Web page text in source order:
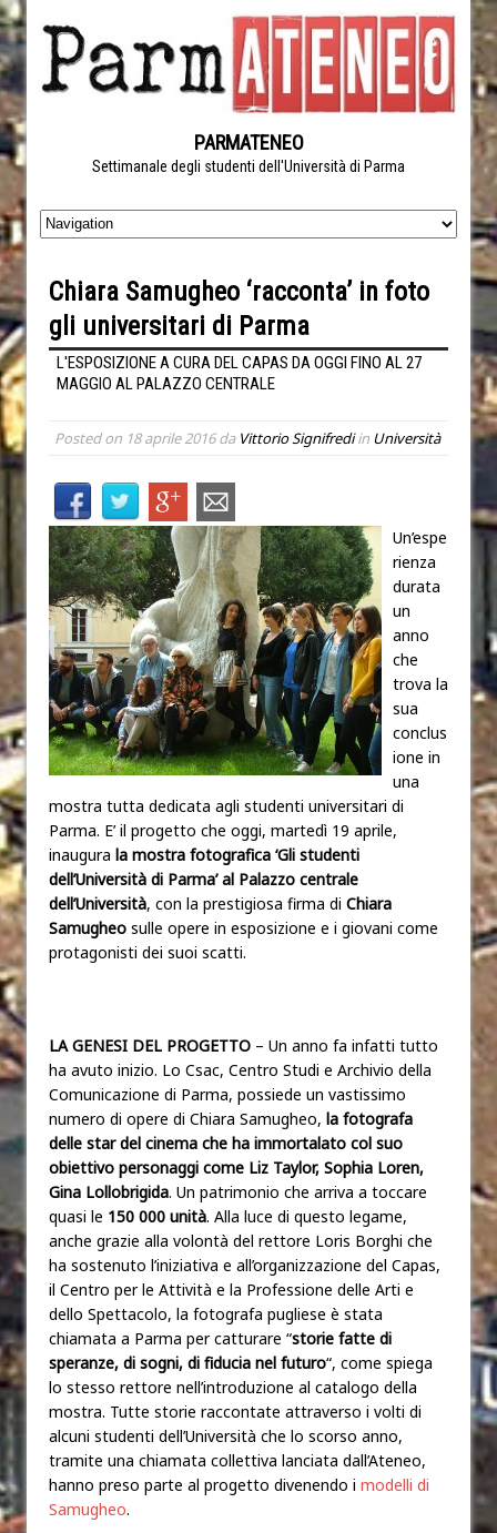
PARMATENEO
Settimanale degli studenti dell'Università di Parma
Chiara Samugheo ‘racconta’ in foto
gli universitari di Parma
L'ESPOSIZIONE A CURA DEL CAPAS DA OGGI FINO AL 27
MAGGIO AL PALAZZO CENTRALE
Posted on 18 aprile 2016da Vittorio Signifrediin Università
Un’espe
rienza
durata
un
anno
che
trova la
sua
conclus
ione in
una
mostra tutta dedicata agli studenti universitari di
Parma. E’ il progetto che oggi, martedì 19 aprile,
inaugura la mostra fotografica ‘Gli studenti
dell’Università di Parma’ al Palazzo centrale
dell’Università, con la prestigiosa firma di Chiara
Samugheo sulle opere in esposizione e i giovani come
protagonisti dei suoi scatti.
LA GENESI DEL PROGETTO – Un anno fa infatti tutto
ha avuto inizio. Lo Csac, Centro Studi e Archivio della
Comunicazione di Parma, possiede un vastissimo
numero di opere di Chiara Samugheo, la fotografa
delle star del cinema che ha immortalato col suo
obiettivo personaggi come Liz Taylor, Sophia Loren,
Gina Lollobrigida. Un patrimonio che arriva a toccare
quasi le 150 000 unità. Alla luce di questo legame,
anche grazie alla volontà del rettore Loris Borghi che
ha sostenuto l’iniziativa e all’organizzazione del Capas,
il Centro per le Attività e la Professione delle Arti e
dello Spettacolo, la fotografa pugliese è stata
chiamata a Parma per catturare “storie fatte di
speranze, di sogni, di fiducia nel futuro“, come spiega
lo stesso rettore nell’introduzione al catalogo della
mostra. Tutte storie raccontate attraverso i volti di
alcuni studenti dell’Università che lo scorso anno,
tramite una chiamata collettiva lanciata dall’Ateneo,
hanno preso parte al progetto divenendo i modelli di
Samugheo.